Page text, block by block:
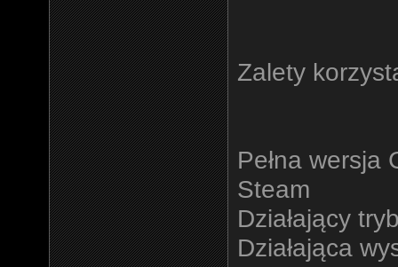
Zalety
Pełna wersja
Steam
Działający
Działająca